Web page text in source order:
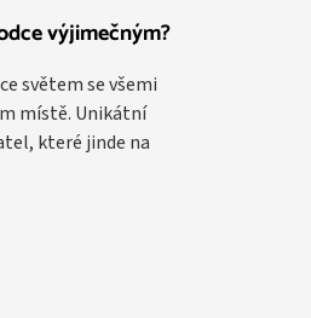
výjimečným?
světem se všemi
místě. Unikátní
které jinde na